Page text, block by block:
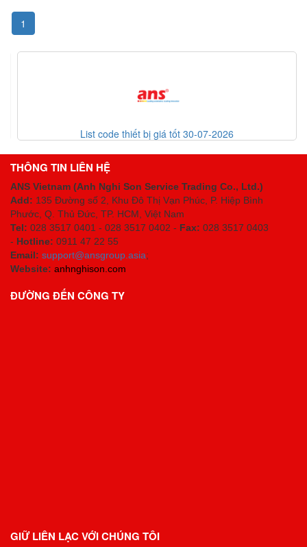
1
List code thiết bị giá tốt 30-07-2026
THÔNG TIN LIÊN HỆ
ANS Vietnam (Anh Nghi Son Service Trading Co., Ltd.)
Add: 135 Đường số 2, Khu Đô Thị Vạn Phúc, P. Hiệp Bình
Phước, Q. Thủ Đức, TP. HCM , Việt Nam
Tel: 028 3517 0401 - 028 3517 0402 - Fax: 028 3517 0403
- Hotline: 0911 47 22 55
Email: support@ansgroup.asia;
Website: anhnghison.com
ĐƯỜNG ĐẾN CÔNG TY
GIỮ LIÊN LẠC VỚI CHÚNG TÔI